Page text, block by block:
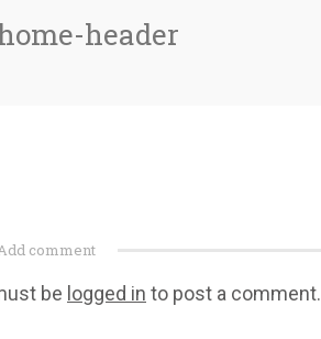
header
comment
be logged in to post a comment.